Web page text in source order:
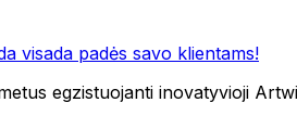
visada padės savo klientams!
egzistuojanti inovatyvioji